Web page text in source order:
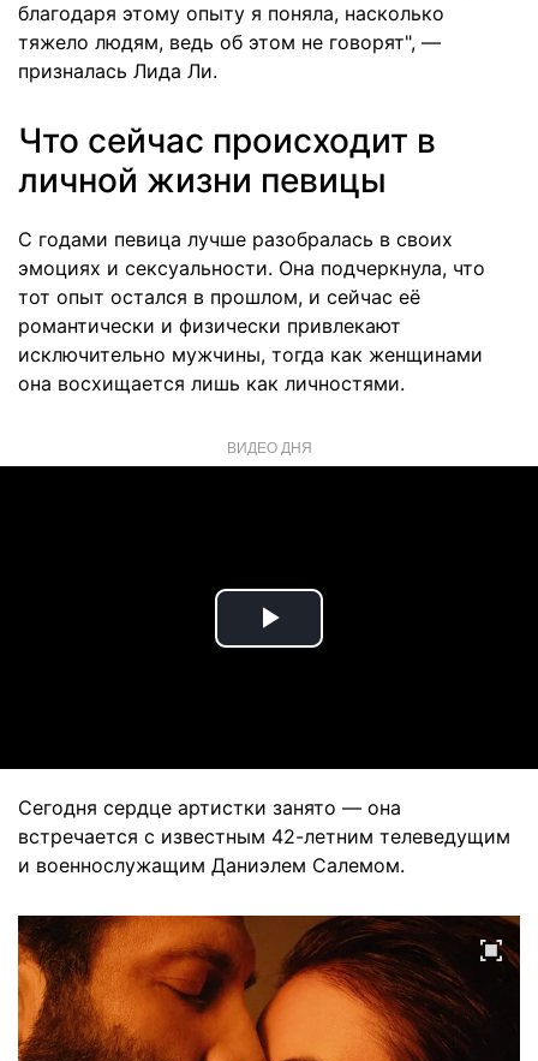
благодаря этому опыту я поняла, насколько
тяжело людям, ведь об этом не говорят", —
призналась Лида Ли.
Что сейчас происходит в
личной жизни певицы
С годами певица лучше разобралась в своих
эмоциях и сексуальности. Она подчеркнула, что
тот опыт остался в прошлом, и сейчас её
романтически и физически привлекают
исключительно мужчины, тогда как женщинами
она восхищается лишь как личностями.
ВИДЕО ДНЯ
Play
Сегодня сердце артистки занято — она
встречается с известным 42-летним телеведущим
и военнослужащим Даниэлем Салемом.